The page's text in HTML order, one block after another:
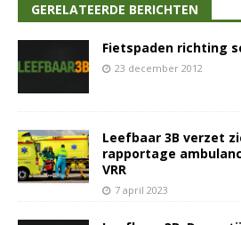
GERELATEERDE BERICHTEN
Fietspaden richting
23 december 2012
Leefbaar 3B verzet
rapportage
VRR
7 april 2023